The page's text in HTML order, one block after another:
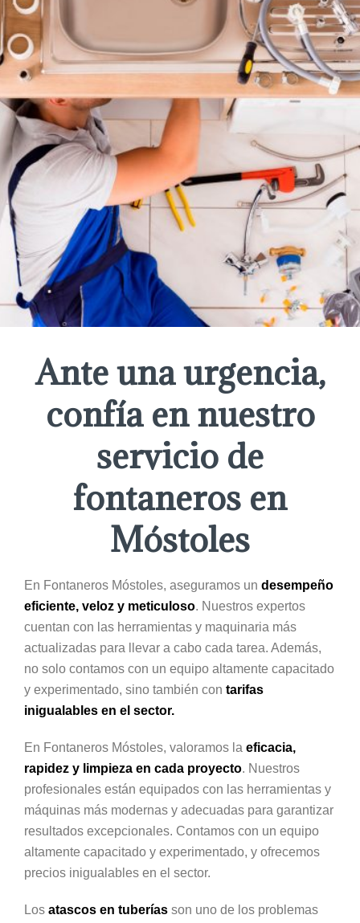
Ante una urgencia,
confía en nuestro
servicio de
fontaneros en
Móstoles
En Fontaneros Móstoles, aseguramos un desempeño
eficiente, veloz y meticuloso. Nuestros expertos
cuentan con las herramientas y maquinaria más
actualizadas para llevar a cabo cada tarea. Además,
no solo contamos con un equipo altamente capacitado
y experimentado, sino también con tarifas
inigualables en el sector.
En Fontaneros Móstoles, valoramos la eficacia,
rapidez y limpieza en cada proyecto. Nuestros
profesionales están equipados con las herramientas y
máquinas más modernas y adecuadas para garantizar
resultados excepcionales. Contamos con un equipo
altamente capacitado y experimentado, y ofrecemos
precios inigualables en el sector.
Los atascos en tuberías son uno de los problemas